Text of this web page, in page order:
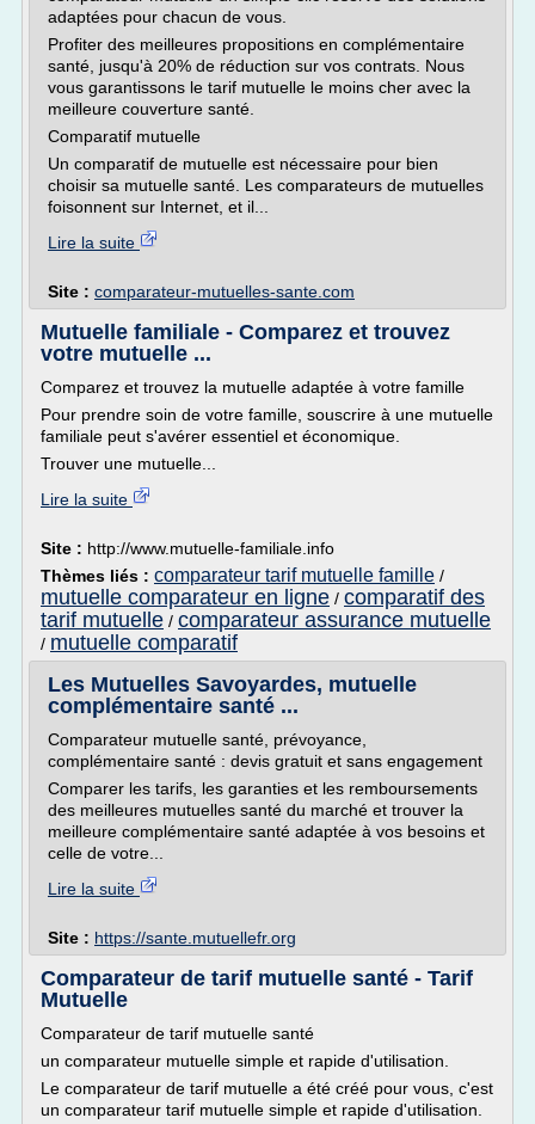
adaptées pour chacun de vous.
Profiter des meilleures propositions en complémentaire
santé, jusqu'à 20% de réduction sur vos contrats. Nous
vous garantissons le tarif mutuelle le moins cher avec la
meilleure couverture santé.
Comparatif mutuelle
Un comparatif de mutuelle est nécessaire pour bien
choisir sa mutuelle santé. Les comparateurs de mutuelles
foisonnent sur Internet, et il...
Lire la suite
Site : comparateur-mutuelles-sante.com
Mutuelle familiale - Comparez et trouvez
votre mutuelle ...
Comparez et trouvez la mutuelle adaptée à votre famille
Pour prendre soin de votre famille, souscrire à une mutuelle
familiale peut s'avérer essentiel et économique.
Trouver une mutuelle...
Lire la suite
Site : http://www.mutuelle-familiale.info
Thèmes liés : comparateur tarif mutuelle famille /
mutuelle comparateur en ligne / comparatif des
tarif mutuelle / comparateur assurance mutuelle
/ mutuelle comparatif
Les Mutuelles Savoyardes, mutuelle
complémentaire santé ...
Comparateur mutuelle santé, prévoyance,
complémentaire santé : devis gratuit et sans engagement
Comparer les tarifs, les garanties et les remboursements
des meilleures mutuelles santé du marché et trouver la
meilleure complémentaire santé adaptée à vos besoins et
celle de votre...
Lire la suite
Site : https://sante.mutuellefr.org
Comparateur de tarif mutuelle santé - Tarif
Mutuelle
Comparateur de tarif mutuelle santé
un comparateur mutuelle simple et rapide d'utilisation.
Le comparateur de tarif mutuelle a été créé pour vous, c'est
un comparateur tarif mutuelle simple et rapide d'utilisation.